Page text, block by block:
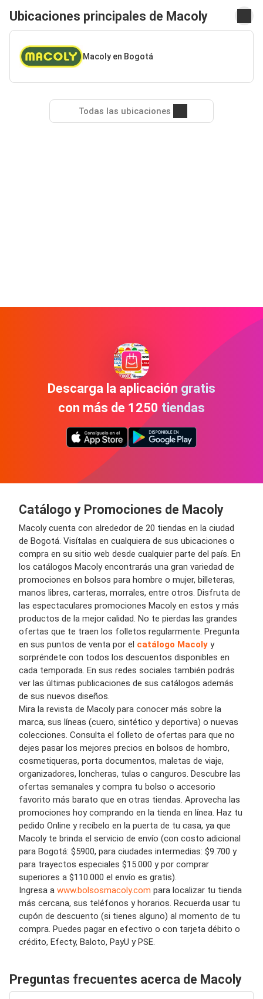
Ubicaciones principales de Macoly
Macoly en Bogotá
Todas las ubicaciones
Descarga la aplicación gratis
con más de 1250 tiendas
Catálogo y Promociones de Macoly
Macoly cuenta con alrededor de 20 tiendas en la ciudad
de Bogotá. Visítalas en cualquiera de sus ubicaciones o
compra en su sitio web desde cualquier parte del país. En
los catálogos Macoly encontrarás una gran variedad de
promociones en bolsos para hombre o mujer, billeteras,
manos libres, carteras, morrales, entre otros. Disfruta de
las espectaculares promociones Macoly en estos y más
productos de la mejor calidad. No te pierdas las grandes
ofertas que te traen los folletos regularmente. Pregunta
en sus puntos de venta por el catálogo Macoly y
sorpréndete con todos los descuentos disponibles en
cada temporada. En sus redes sociales también podrás
ver las últimas publicaciones de sus catálogos además
de sus nuevos diseños.
Mira la revista de Macoly para conocer más sobre la
marca, sus líneas (cuero, sintético y deportiva) o nuevas
colecciones. Consulta el folleto de ofertas para que no
dejes pasar los mejores precios en bolsos de hombro,
cosmetiqueras, porta documentos, maletas de viaje,
organizadores, loncheras, tulas o canguros. Descubre las
ofertas semanales y compra tu bolso o accesorio
favorito más barato que en otras tiendas. Aprovecha las
promociones hoy comprando en la tienda en línea. Haz tu
pedido Online y recíbelo en la puerta de tu casa, ya que
Macoly te brinda el servicio de envío (con costo adicional
para Bogotá: $5900, para ciudades intermedias: $9.700 y
para trayectos especiales $15.000 y por comprar
superiores a $110.000 el envío es gratis).
Ingresa a www.bolsosmacoly.com para localizar tu tienda
más cercana, sus teléfonos y horarios. Recuerda usar tu
cupón de descuento (si tienes alguno) al momento de tu
compra. Puedes pagar en efectivo o con tarjeta débito o
crédito, Efecty, Baloto, PayU y PSE.
Preguntas frecuentes acerca de Macoly